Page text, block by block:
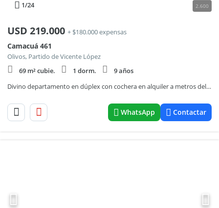
1/24 2.600
USD 219.000 + $180.000 expensas
Camacuá 461
Olivos, Partido de Vicente López
69 m² cubie.
1 dorm.
9 años
Divino departamento en dúplex con cochera en alquiler a metros del puerto de Olivos, Vicente López.
WhatsApp Contactar